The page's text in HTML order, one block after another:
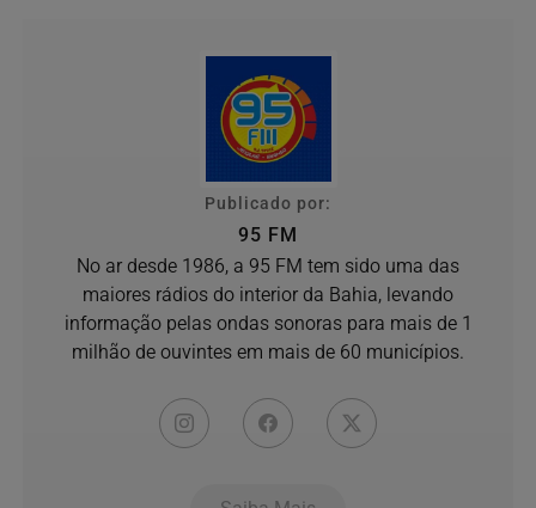
Publicado por:
95 FM
No ar desde 1986, a 95 FM tem sido uma das
maiores rádios do interior da Bahia, levando
informação pelas ondas sonoras para mais de 1
milhão de ouvintes em mais de 60 municípios.